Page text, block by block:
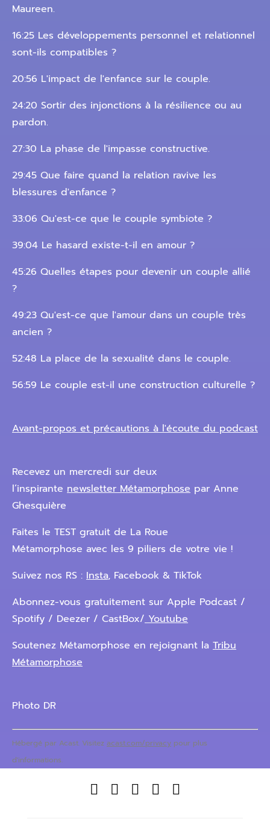
Maureen.
16:25 Les développements personnel et relationnel
sont-ils compatibles ?
20:56 L'impact de l'enfance sur le couple.
24:20 Sortir des injonctions à la résilience ou au
pardon.
27:30 La phase de l'impasse constructive.
29:45 Que faire quand la relation ravive les
blessures d'enfance ?
33:06 Qu'est-ce que le couple symbiote ?
39:04 Le hasard existe-t-il en amour ?
45:26 Quelles étapes pour devenir un couple allié
?
49:23 Qu'est-ce que l'amour dans un couple très
ancien ?
52:48 La place de la sexualité dans le couple.
56:59 Le couple est-il une construction culturelle ?
Avant-propos et précautions à l'écoute du podcast
Recevez un mercredi sur deux
l’inspirante newsletter Métamorphose par Anne
Ghesquière
Faites le TEST gratuit de La Roue
Métamorphose avec les 9 piliers de votre vie !
Suivez nos RS : Insta, Facebook & TikTok
Abonnez-vous gratuitement sur Apple Podcast /
Spotify / Deezer / CastBox/Youtube
Soutenez Métamorphose en rejoignant la Tribu
Métamorphose
Photo DR
Hébergé par Acast. Visitez acast.com/privacy pour plus
d'informations.
    